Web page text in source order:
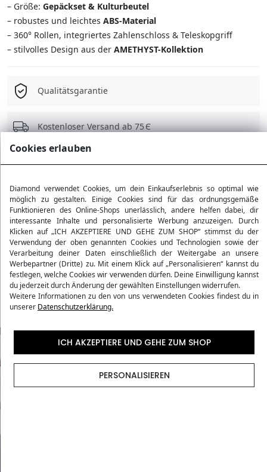
Set: Mittel + Kosmetikkoffer
Set: Groß + Kosmetikkoffer
4-in-1 Set
– Größe: Gepäckset & Kulturbeutel
– robustes und leichtes ABS-Material
– 360° Rollen, integriertes Zahlenschloss & Teleskopgriff
– stilvolles Design aus der AMETHYST-Kollektion
Qualitätsgarantie
Kostenloser Versand ab 75 Є
30 Tage Rückgaberecht
Produktdetails
Bewertungen
Versandmethoden
Cookies erlauben
Diamond verwendet Cookies, um dein Einkaufserlebnis so optimal wie
möglich zu gestalten. Einige Cookies sind für das ordnungsgemäße
Funktionieren des Online-Shops unerlässlich, andere helfen dabei, dir
interessante Inhalte und personalisierte Werbung anzuzeigen. Durch
Klicken auf „ICH AKZEPTIERE UND GEHE ZUM SHOP“ stimmst du der
Verwendung der oben genannten Cookies und Technologien sowie der
Verarbeitung deiner Daten einschließlich der Weitergabe an unsere
Werbepartner (Dritte) zu. Mit einem Klick auf „Personalisieren“ kannst du
festlegen, welche Cookies wir verwenden dürfen. Deine Einwilligung kannst
du jederzeit durch Änderung der gewählten Einstellungen widerrufen.
Weitere Informationen zu den von uns verwendeten Cookies findest du in
unserer Datenschutzerklärung.
ICH AKZEPTIERE UND GEHE ZUM SHOP
PERSONALISIEREN